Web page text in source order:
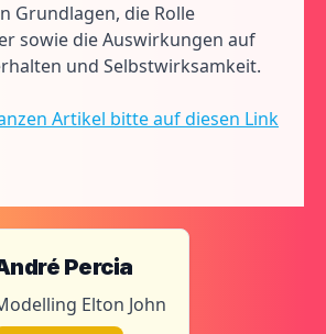
Grundlagen, die Rolle
sowie die Auswirkungen auf
und Selbstwirksamkeit.
Artikel bitte auf diesen Link
Percia
Elton John